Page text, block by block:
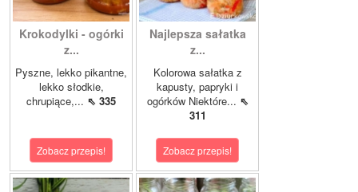
Krokodylki - ogórki
z...
Pyszne, lekko pikantne,
lekko słodkie,
chrupiące,... ⇖ 335
Zobacz przepis!
Najlepsza sałatka
z...
Kolorowa sałatka z
kapusty, papryki i
ogórków Niektóre... ⇖
311
Zobacz przepis!